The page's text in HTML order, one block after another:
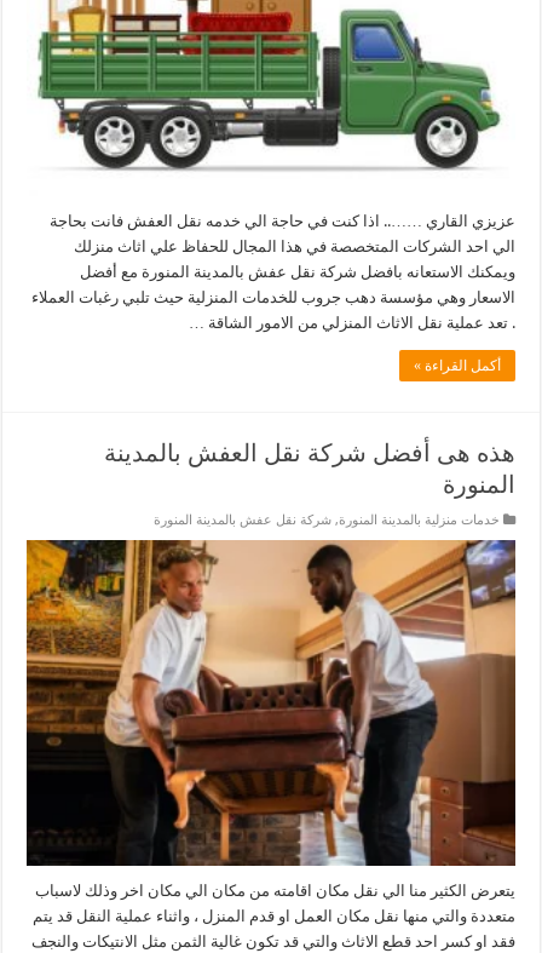
عزيزي القاري …….. اذا كنت في حاجة الي خدمه نقل العفش فانت بحاجة
الي احد الشركات المتخصصة في هذا المجال للحفاظ علي اثاث منزلك
ويمكنك الاستعانه بافضل شركة نقل عفش بالمدينة المنورة مع أفضل
الاسعار وهي مؤسسة دهب جروب للخدمات المنزلية حيث تلبي رغبات العملاء
. تعد عملية نقل الاثاث المنزلي من الامور الشاقة …
أكمل القراءة »
هذه هى أفضل شركة نقل العفش بالمدينة
المنورة
خدمات منزلية بالمدينة المنورة,شركة نقل عفش بالمدينة المنورة
يتعرض الكثير منا الي نقل مكان اقامته من مكان الي مكان اخر وذلك لاسباب
متعددة والتي منها نقل مكان العمل او قدم المنزل ، واثناء عملية النقل قد يتم
فقد او كسر احد قطع الاثاث والتي قد تكون غالية الثمن مثل الانتيكات والنجف